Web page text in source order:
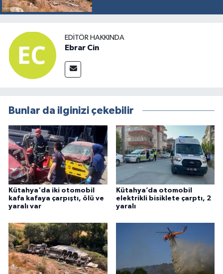
EDITÖR HAKKINDA
Ebrar Cin
Bunlar da ilginizi çekebilir
Kütahya'da iki otomobil
kafa kafaya çarpıştı, ölü ve
yaralı var
Kütahya’da otomobil
elektrikli bisiklete çarptı, 2
yaralı